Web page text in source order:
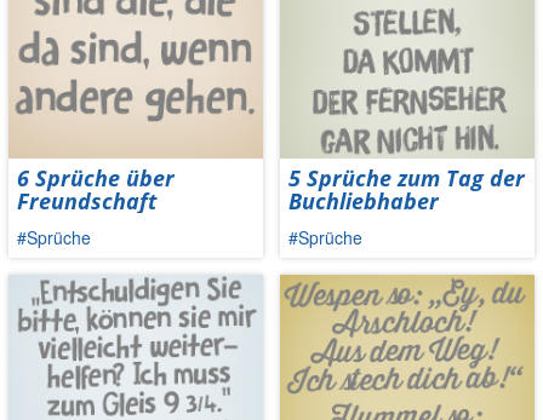
6 Sprüche über
Freundschaft
#Sprüche
5 Sprüche zum Tag der
Buchliebhaber
#Sprüche